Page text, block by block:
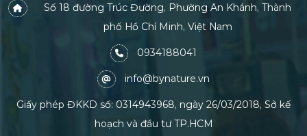
Số 18 đường Trúc Đường, Phường An Khánh, Thành
phố Hồ Chí Minh, Việt Nam
0934188041
info@bynature.vn
Giấy phép ĐKKD số: 0314943968, ngày 26/03/2018, Sở kế
hoạch và đầu tư TP.HCM